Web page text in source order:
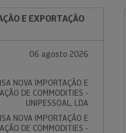
E EXPORTAÇÃO
06 agosto 2026
NOVA IMPORTAÇÃO E
DE COMMODITIES -
UNIPESSOAL, LDA
NOVA IMPORTAÇÃO E
DE COMMODITIES -